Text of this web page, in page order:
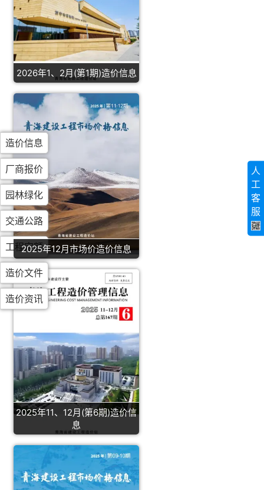
2026年1、2月(第1期)造价信息
2025年12月市场价造价信息
2025年11、12月(第6期)造价信
息
造价信息
厂商报价
园林绿化
交通公路
工程定额
造价文件
造价资讯
人
工
客
服